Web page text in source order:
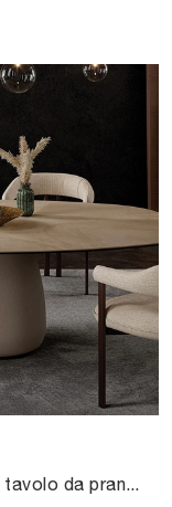
Vuoi avere ulteriori informazioni sul tavolo da pranzo Botero Keramik di Cattelan Italia? Clicca e ottieni informazioni sui modelli fissi del brand.